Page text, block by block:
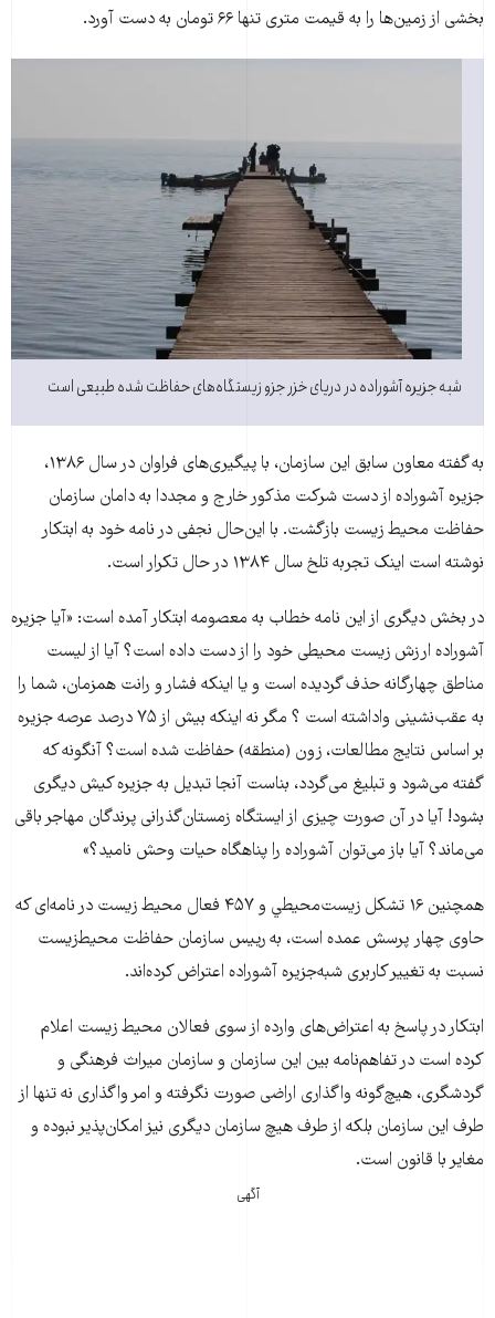
بخشی از زمین‌ها را به قیمت متری تنها ۶۶ تومان به دست آورد.
شبه جزیره آشوراده در دریای خزر جزو زیستگاه‌های حفاظت شده طبیعی است
به گفته معاون سابق این سازمان، با پیگیری‌‌های فراوان در سال ۱۳۸۶،
جزیره آشوراده از دست شرکت مذکور خارج و مجددا به دامان سازمان
حفاظت محیط زیست بازگشت. با این‌حال نجفی در نامه خود به ابتکار
نوشته است اینک تجربه تلخ سال ۱۳۸۴ در حال تکرار است.
در بخش دیگری از این نامه خطاب به معصومه ابتکار آمده است: «آیا جزیره
آشوراده ارزش زیست محیطی خود را از دست داده است؟ آیا از لیست
مناطق چهار‌گانه حذف گردیده است و یا اینکه فشار و رانت همزمان، شما را
به عقب‌نشینی واداشته است ؟ مگر نه اینکه بیش از ۷۵ درصد عرصه جزیره
بر اساس نتایج مطالعات، زون (منطقه) حفاظت شده است؟ آنگونه که
گفته می‌شود و تبلیغ می‌گردد، بناست آنجا تبدیل به جزیره کیش دیگری
بشود! آیا در آن صورت چیزی از ایستگاه زمستان‌گذرانی پرندگان مهاجر باقی
می‌ماند؟ آیا باز می‌توان آشوراده را پناهگاه حیات وحش نامید؟»
همچنین ۱۶ تشكل زيست‌محيطي و ۴۵۷ فعال محیط زیست در نامه‌ای كه
حاوی چهار پرسش عمده است، به رییس سازمان حفاظت محيط‌زيست
نسبت به تغيير كاربری شبه‌جزيره آشوراده اعتراض كرد‌ه‌اند.
ابتکار در پاسخ به اعتراض‌های وارده از سوی فعالان محیط زیست اعلام
کرده است در تفاهم‌نامه بین این سازمان و سازمان میراث فرهنگی و
گردشگری، هيچ‌گونه واگذاری اراضی صورت نگرفته و امر واگذاری نه‌ تنها از
طرف این سازمان بلكه از طرف هيچ سازمان ديگری نيز امكان‌پذير نبوده و
مغاير با قانون است.
آگهی